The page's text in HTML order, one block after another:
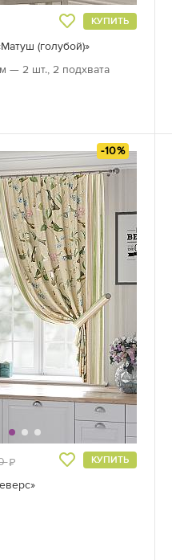
КУПИТЬ
(голубой)»
— 2 шт., 2 подхвата
-10%
КУПИТЬ